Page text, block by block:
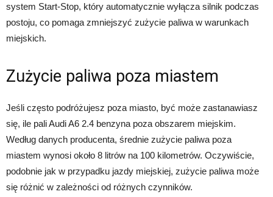
system Start-Stop, który automatycznie wyłącza silnik podczas
postoju, co pomaga zmniejszyć zużycie paliwa w warunkach
miejskich.
Zużycie paliwa poza miastem
Jeśli często podróżujesz poza miasto, być może zastanawiasz
się, ile pali Audi A6 2.4 benzyna poza obszarem miejskim.
Według danych producenta, średnie zużycie paliwa poza
miastem wynosi około 8 litrów na 100 kilometrów. Oczywiście,
podobnie jak w przypadku jazdy miejskiej, zużycie paliwa może
się różnić w zależności od różnych czynników.